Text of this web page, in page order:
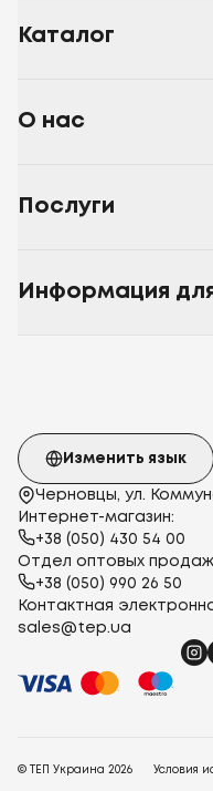
Каталог
О нас
Послуги
Информация
Черновцы, ул.
Интернет-магазин:
+38 (050) 430 54 00
Отдел оптовых
+38 (050) 990 26 50
Контактная
sales@tep.ua
Изменить язык
© ТЕП Украина 2026 Условия